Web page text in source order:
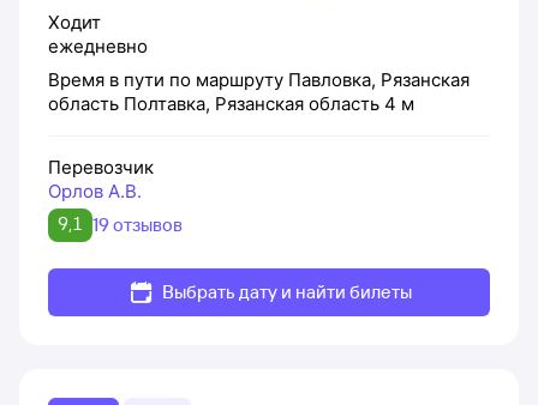
Ходит
ежедневно
Время в пути по маршруту Павловка, Рязанская
область Полтавка, Рязанская область 4 м
Перевозчик
Орлов А.В.
9,1 19 отзывов
Выбрать дату и найти билеты